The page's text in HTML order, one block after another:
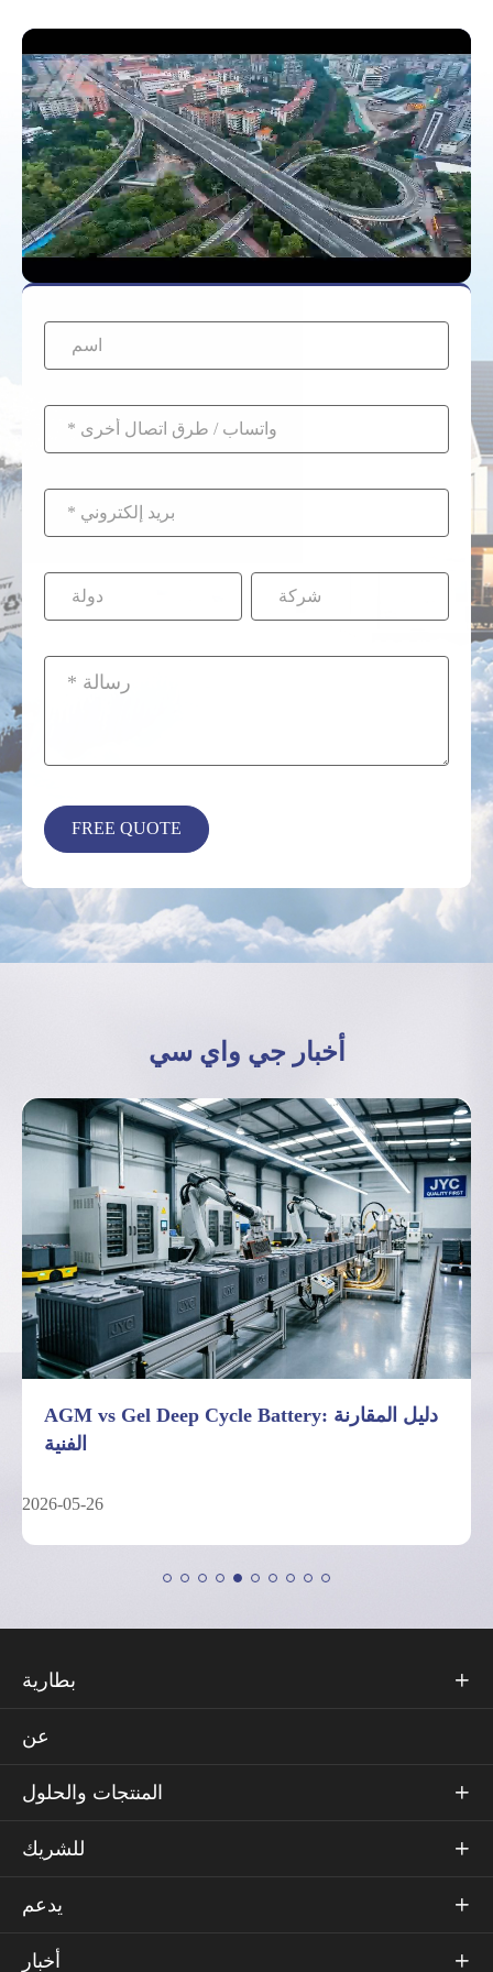
الدراجات البخارية
الثقيلة.
للمركبة وصحة
البطارية.
الفعال بنسبة 20% إلى
30%. تعود السعة عادةً
إلى وضعها الطبيعي
بمجرد ارتفاع درجة
حرارة البطارية.
أخبار جي واي سي
AGM vs Gel Deep Cycle Battery: دليل المقارنة
الفنية
2026-05-26
بطارية 
عن
المنتجات والحلول 
للشريك 
يدعم 
أخبار 